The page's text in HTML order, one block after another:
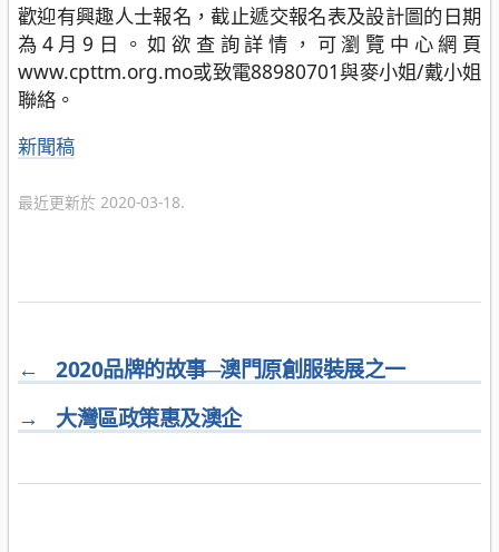
歡迎有興趣人士報名，截止遞交報名表及設計圖的日期
為4月9日。如欲查詢詳情，可瀏覽中心網頁
www.cpttm.org.mo或致電88980701與麥小姐/戴小姐
聯絡。
分
新聞稿
最近更新於 2020-03-18.
←
2020品牌的故事─澳門原創服裝展之一
→
大灣區政策惠及澳企